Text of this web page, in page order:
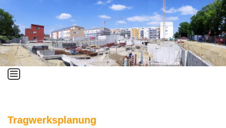
Zum
Inhalt
springen
Tragwerksplanung